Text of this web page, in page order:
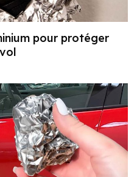
pour protéger